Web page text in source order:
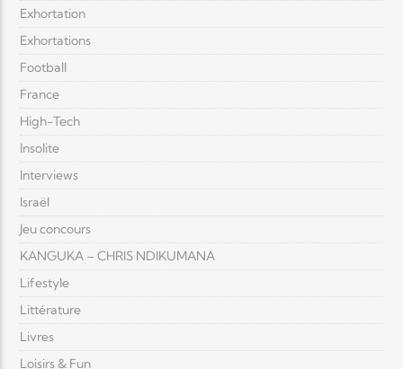
Exhortation
Exhortations
Football
France
High-Tech
Insolite
Interviews
Israël
Jeu concours
KANGUKA – CHRIS NDIKUMANA
Lifestyle
Littérature
Livres
Loisirs & Fun